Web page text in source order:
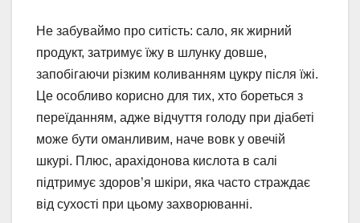
Не забуваймо про ситість: сало, як жирний
продукт, затримує їжу в шлунку довше,
запобігаючи різким коливанням цукру після їжі.
Це особливо корисно для тих, хто бореться з
переїданням, адже відчуття голоду при діабеті
може бути оманливим, наче вовк у овечій
шкурі. Плюс, арахідонова кислота в салі
підтримує здоров’я шкіри, яка часто страждає
від сухості при цьому захворюванні.